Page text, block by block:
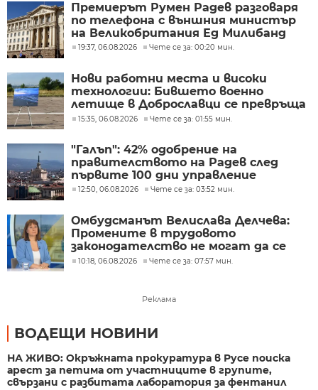
Премиерът Румен Радев разговаря
по телефона с външния министър
на Великобритания Ед Милибанд
19:37, 06.08.2026 Чете се за: 00:20 мин.
Нови работни места и високи
технологии: Бившето военно
летище в Доброславци се превръща
в голям космически център
15:35, 06.08.2026 Чете се за: 01:55 мин.
"Галъп": 42% одобрение на
правителството на Радев след
първите 100 дни управление
12:50, 06.08.2026 Чете се за: 03:52 мин.
Омбудсманът Велислава Делчева:
Промените в трудовото
законодателство не могат да се
правят през бюджета
10:18, 06.08.2026 Чете се за: 07:57 мин.
Реклама
ВОДЕЩИ НОВИНИ
НА ЖИВО: Окръжната прокуратура в Русе поиска
арест за петима от участниците в групите,
свързани с разбитата лаборатория за фентанил